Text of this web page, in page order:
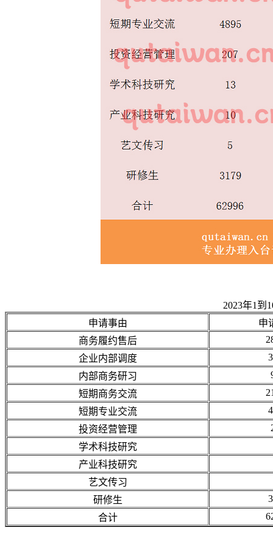
2023年1到
申请事由
申
商务履约售后
企业内部调度
内部商务研习
短期商务交流
短期专业交流
投资经营管理
学术科技研究
产业科技研究
艺文传习
研修生
合计